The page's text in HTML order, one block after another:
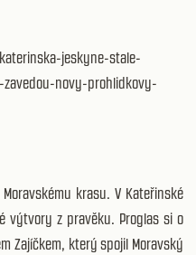
jeskyne-stale-
novy-prohlidkovy-
krasu. V Kateřinské
výtvory z pravěku. Proglas si o
Zajíčkem, který spojil Moravský